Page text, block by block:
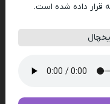
داده شده است.